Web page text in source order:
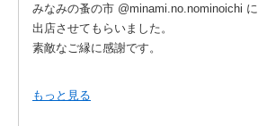
みなみの蚤の市 @minami.no.nominoichi に
出店させてもらいました。
素敵なご縁に感謝です。
歴史のあるとても素敵な場所での出展で
もっと見る